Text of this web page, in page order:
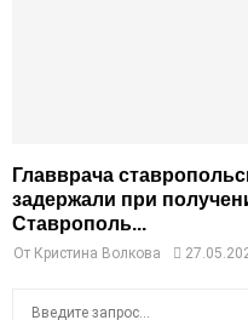
Главврача
задержали при
Ставрополь...
От Кристина Волкова